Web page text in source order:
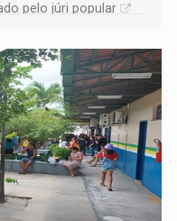
pelo júri popular